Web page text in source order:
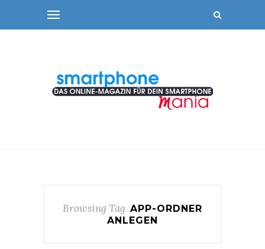
Browsing Tag APP-ORDNER
ANLEGEN